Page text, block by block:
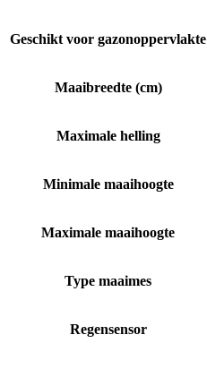
Geschikt voor gazonoppervlakte
Maaibreedte (cm)
Maximale helling
Minimale maaihoogte
Maximale maaihoogte
Type maaimes
Regensensor